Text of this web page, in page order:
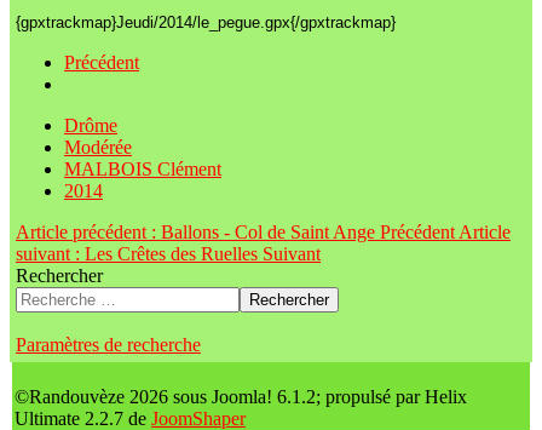
{gpxtrackmap}Jeudi/2014/le_pegue.gpx{/gpxtrackmap}
Précédent
Drôme
Modérée
MALBOIS Clément
2014
Article précédent : Ballons - Col de Saint Ange Précédent Article
suivant : Les Crêtes des Ruelles Suivant
Rechercher
Rechercher
Paramètres de recherche
©Randouvèze 2026 sous Joomla! 6.1.2; propulsé par Helix
Ultimate 2.2.7 de JoomShaper